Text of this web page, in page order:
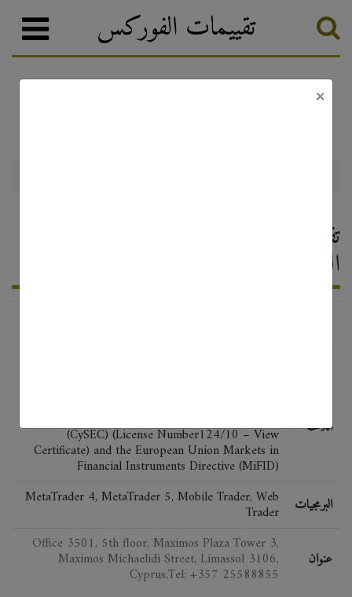
تقييمات الفوركس
التعليقات 2026
(CySEC) (License Number124/10 – View
Certificate) and the European Union Markets in
Financial Instruments Directive (MiFID)
اللائحة
MetaTrader 4, MetaTrader 5, Mobile Trader, Web
Trader
البرمجيات
Office 3501, 5th floor, Maximos Plaza Tower 3,
Maximos Michaelidi Street, Limassol 3106,
Cyprus;Tel: +357 25588855
عنوان
×